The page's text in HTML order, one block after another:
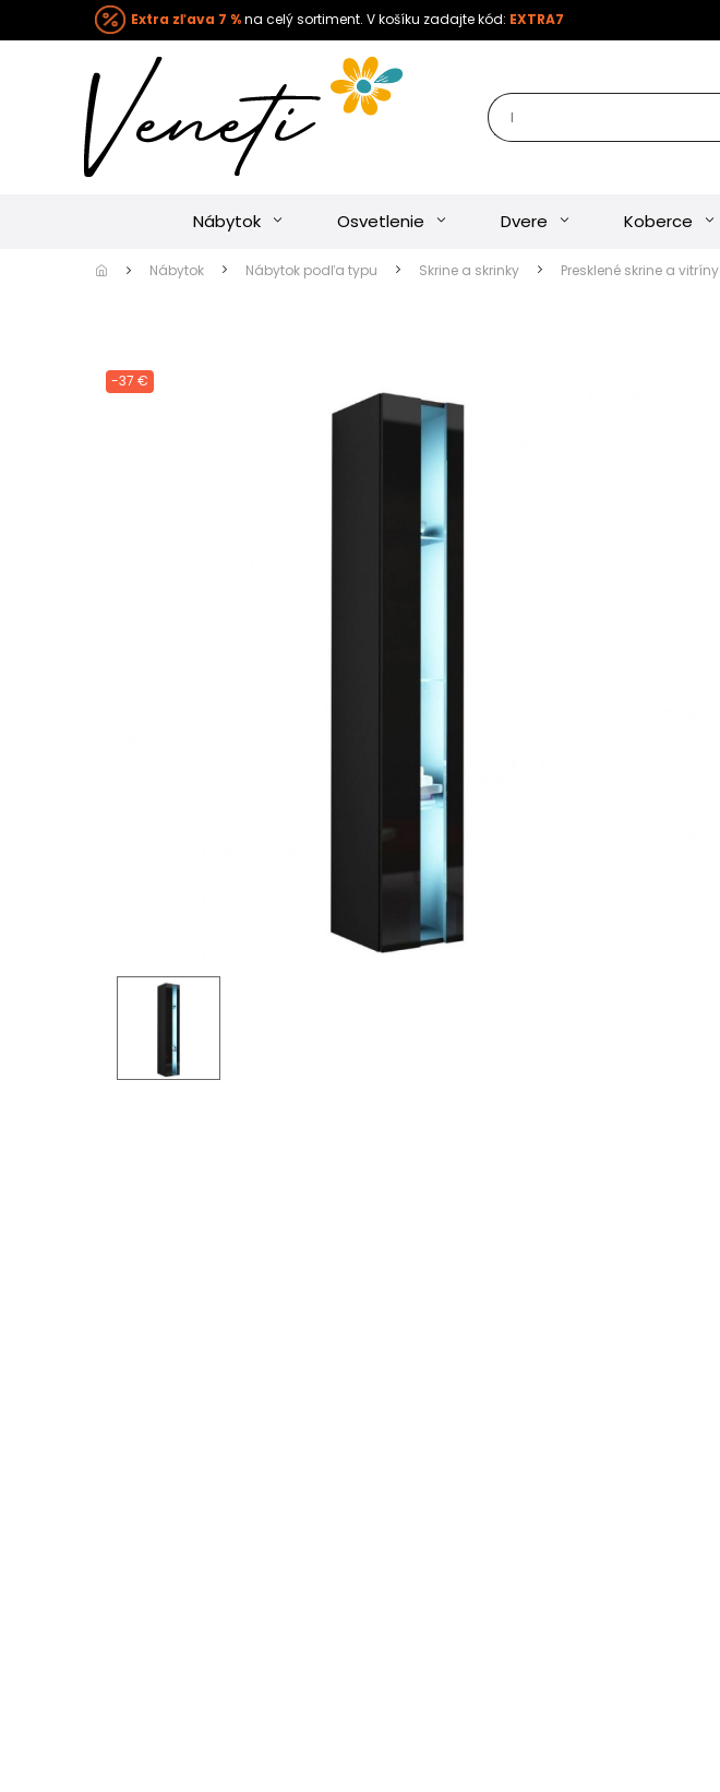
Extra zľava 7 %na celý sortiment. V košíku zadajte kód: EXTRA7
Nábytok Osvetlenie Dvere Koberce
Nábytok Nábytok podľa typu Skrine a skrinky Presklené skrine a vitríny
-37 €